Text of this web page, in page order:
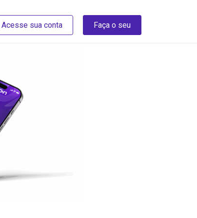
Acesse sua conta Faça o seu